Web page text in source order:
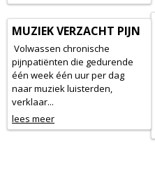
MUZIEK VERZACHT PIJN
Volwassen chronische
pijnpatiënten die gedurende
één week één uur per dag
naar muziek luisterden,
verklaar...
lees meer